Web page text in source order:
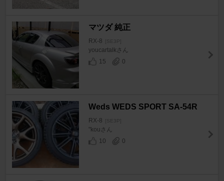
マツダ 純正
RX-8 [SE3P]
youcartalkさん
15
0
Weds WEDS SPORT SA-54R
RX-8 [SE3P]
"kouさん
10
0